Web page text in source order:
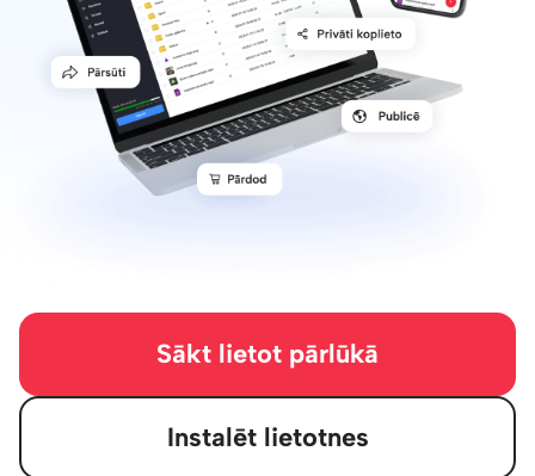
Sākt lietot pārlūkā
Instalēt lietotnes